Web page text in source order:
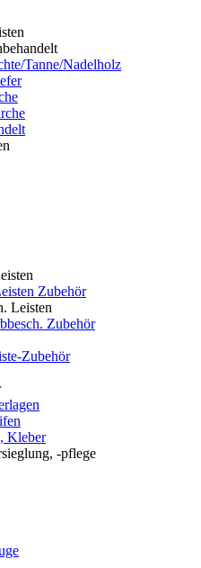
Tanne/Nadelholz
Zubehör
Leisten
Zubehör
Zubehör
Kleber
-pflege